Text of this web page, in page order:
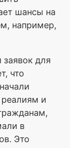
шансы на
например,
для
что
и
в
Это